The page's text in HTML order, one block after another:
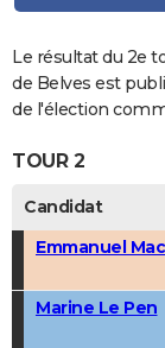
COPAINS D'AVANT
S'inscrire
Se connecter
Lycées
Collèges
Primaires
Universités
Entreprises
Service militaire
Avis de recherche
AVIS DE DÉCÈS
FORUM
Bricolage
Lifestyle
Culture
Sport
Auto
Television
Voyage
Cinema
Le résultat du 2e
de Belves est
de l'élection
TOUR 2
Candidat
Emmanuel
Marine Le Pen